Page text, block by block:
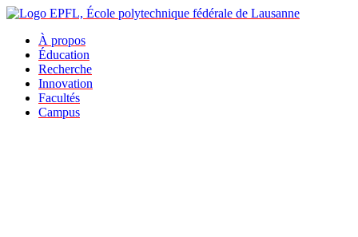
À propos
Éducation
Recherche
Innovation
Facultés
Campus